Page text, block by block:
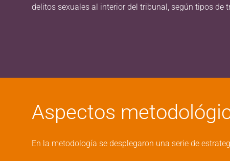
delitos sexuales al interior del tribunal, según tipos de
Aspectos
En la metodología se desplegaron una serie de